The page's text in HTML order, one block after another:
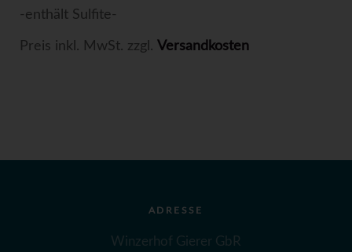
-enthält Sulfite-
Preis inkl. MwSt. zzgl. Versandkosten
ADRESSE
Winzerhof Gierer GbR